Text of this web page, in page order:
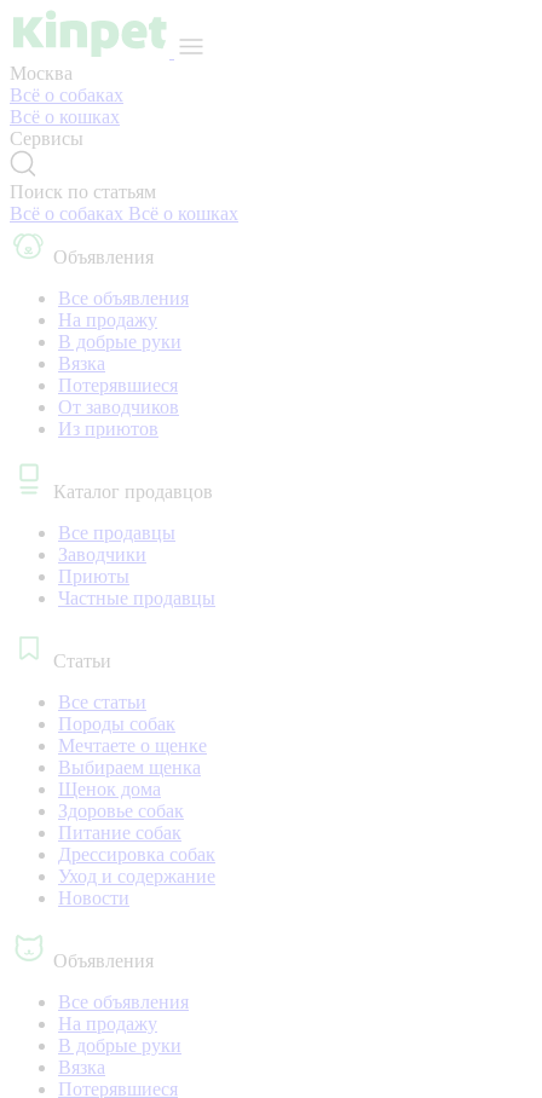
Москва
Всё о собаках
Всё о кошках
Сервисы
Поиск по статьям
Всё о собаках Всё о кошках
Объявления
Все объявления
На продажу
В добрые руки
Вязка
Потерявшиеся
От заводчиков
Из приютов
Каталог продавцов
Все продавцы
Заводчики
Приюты
Частные продавцы
Статьи
Все статьи
Породы собак
Мечтаете о щенке
Выбираем щенка
Щенок дома
Здоровье собак
Питание собак
Дрессировка собак
Уход и содержание
Новости
Объявления
Все объявления
На продажу
В добрые руки
Вязка
Потерявшиеся